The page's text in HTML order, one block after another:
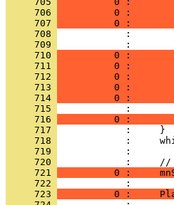
     706
0 :
     707
0 :
     708
     709
     710
0 :
     711
0 :
     712
0 :
     713
0 :
     714
0 :
     715
     716
0 :
     717
     718
     719
     720
     721
0 :
     722
     723
0 :